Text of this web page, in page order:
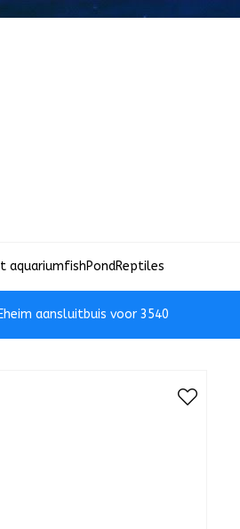
aquariumfishPondReptiles
Eheim aansluitbuis voor 3540